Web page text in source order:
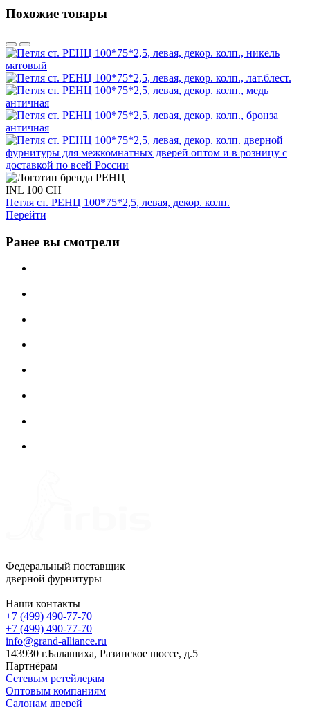
Похожие товары
INL 100 CH
Петля ст. РЕНЦ 100*75*2,5, левая, декор. колп.
Перейти
Ранее вы смотрели
Федеральный поставщик
дверной фурнитуры
Наши контакты
+7 (499) 490-77-70
+7 (499) 490-77-70
info@grand-alliance.ru
143930 г.Балашиха, Разинское шоссе, д.5
Партнёрам
Сетевым ретейлерам
Оптовым компаниям
Салонам дверей